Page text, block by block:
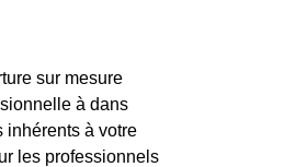
sur mesure
à dans
inhérents à votre
les professionnels